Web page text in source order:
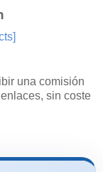
una comisión
sin coste